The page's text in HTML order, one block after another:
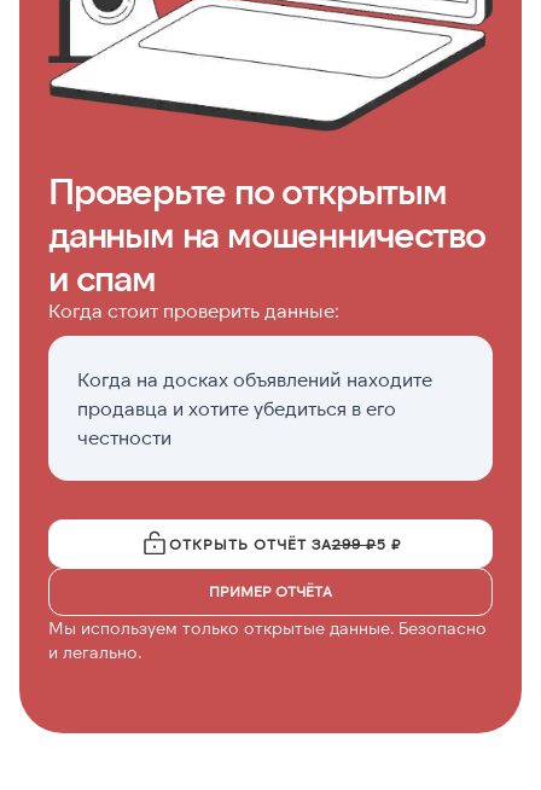
Проверьте по открытым
данным на мошенничество
и спам
Когда стоит проверить данные:
Когда на досках объявлений находите
продавца и хотите убедиться в его
честности
ОТКРЫТЬ ОТЧЁТ ЗА299 ₽5 ₽
ПРИМЕР ОТЧЁТА
Мы используем только открытые данные. Безопасно
и легально.